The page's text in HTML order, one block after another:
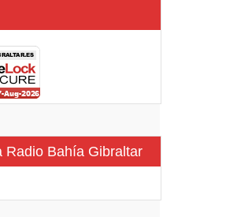
Radio Bahía Gibraltar